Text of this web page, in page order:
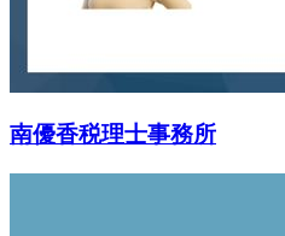
南優香税理士事務所